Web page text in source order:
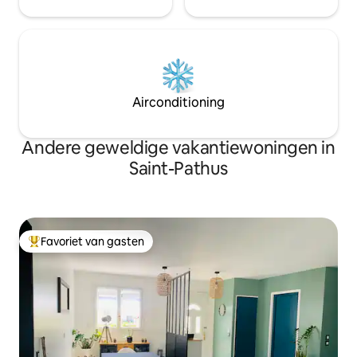
Airconditioning
Andere geweldige vakantiewoningen in
Saint-Pathus
Topfavoriet van gasten
Favoriet van gasten